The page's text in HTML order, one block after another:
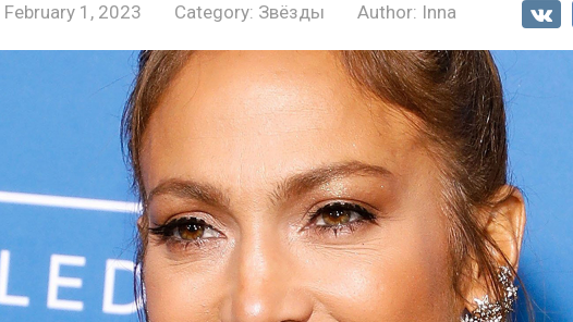
February 1, 2023 Category: Звёзды Author: Inna